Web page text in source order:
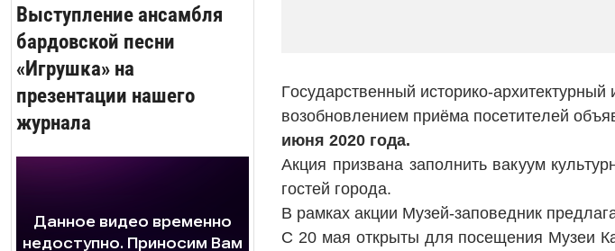
Выступление ансамбля
бардовской песни
«Игрушка» на
презентации нашего
журнала
Государственный историко-
возобновлением приёма посетителей
июня 2020 года.
Акция призвана заполнить вакуум
гостей города.
В рамках акции Музей-заповедник
С 20 мая открыты для посещения Музеи